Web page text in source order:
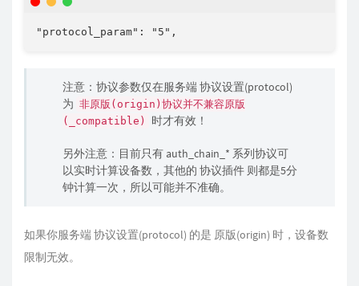
"protocol_param": "5",
注意：协议参数仅在服务端 协议设置(protocol)
为 非原版(origin)协议并不兼容原版
(_compatible)
时才有效！
另外注意：目前只有 auth_chain_* 系列协议可
以实时计算设备数，其他的 协议插件 则都是5分
钟计算一次，所以可能并不准确。
如果你服务端 协议设置(protocol) 的是 原版(origin) 时，设备数
限制无效。